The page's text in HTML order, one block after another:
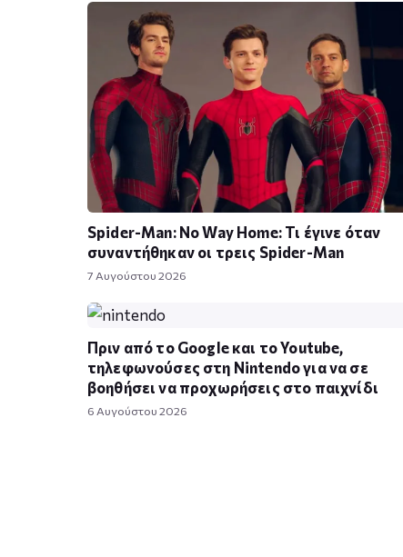
Spider-Man: No Way Home: Τι έγινε όταν
συναντήθηκαν οι τρεις Spider-Man
7 Αυγούστου 2026
Πριν από το Google και το Youtube,
τηλεφωνούσες στη Nintendo για να σε
βοηθήσει να προχωρήσεις στο παιχνίδι
6 Αυγούστου 2026